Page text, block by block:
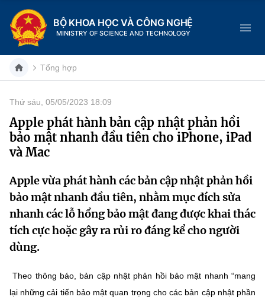
BỘ KHOA HỌC VÀ CÔNG NGHỆ
MINISTRY OF SCIENCE AND TECHNOLOGY
Danh mục
Trang chủ
Chức năng nhiệm vụ
Cơ cấu tổ chức
Lịch sử phát triển
Sở Khoa học và Công nghệ
Tin tức sự kiện
Khoa học và Công nghệ
Đổi mới sáng tạo
Chuyển đổi số
Dịch vụ công
Hệ thống văn bản
Văn bản QPPL
MST IOFFICE
Tổng hợp
Thứ sáu, 05/05/2023 18:09
Apple phát hành bản cập nhật phản hồi
bảo mật nhanh đầu tiên cho iPhone, iPad
và Mac
Apple vừa phát hành các bản cập nhật phản hồi
bảo mật nhanh đầu tiên, nhằm mục đích sửa
nhanh các lỗ hổng bảo mật đang được khai thác
tích cực hoặc gây ra rủi ro đáng kể cho người
dùng.
Theo thông báo, bản cập nhật phản hồi bảo mật nhanh “mang
lại những cải tiến bảo mật quan trọng cho các bản cập nhật phần